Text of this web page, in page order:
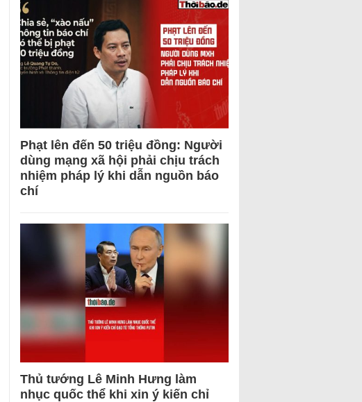
Phạt lên đến 50 triệu đồng: Người
dùng mạng xã hội phải chịu trách
nhiệm pháp lý khi dẫn nguồn báo
chí
Thủ tướng Lê Minh Hưng làm
nhục quốc thể khi xin ý kiến chỉ